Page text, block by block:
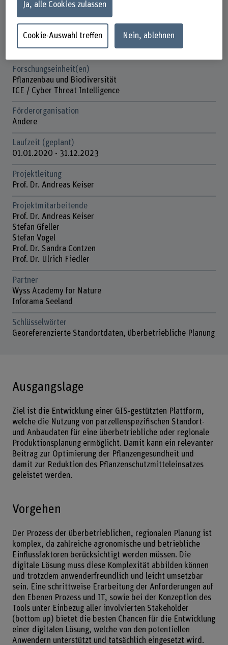
Technik und Informatik
Institut(e)
Agronomie
Institute for Cybersecurity & Engineering (ICE)
Forschungseinheit(en)
Pflanzenbau und Biodiversität
ICE / Cyber Threat Intelligence
Förderorganisation
Andere
Laufzeit (geplant)
01.01.2020 - 31.12.2023
Projektleitung
Prof. Dr. Andreas Keiser
Projektmitarbeitende
Prof. Dr. Andreas Keiser
Stefan Gfeller
Stefan Vogel
Prof. Dr. Sandra Contzen
Prof. Dr. Ulrich Fiedler
Partner
Wyss Academy for Nature
Inforama Seeland
Schlüsselwörter
Georeferenzierte Standortdaten, überbetriebliche Planung
Ausgangslage
Ziel ist die Entwicklung einer GIS-gestützten Plattform,
welche die Nutzung von parzellenspezifischen Standort-
und Anbaudaten für eine überbetriebliche oder regionale
Produktionsplanung ermöglicht. Damit kann ein relevanter
Beitrag zur Optimierung der Pflanzengesundheit und
damit zur Reduktion des Pflanzenschutzmitteleinsatzes
geleistet werden.
Vorgehen
Der Prozess der überbetrieblichen, regionalen Planung ist
komplex, da zahlreiche agronomische und betriebliche
Einflussfaktoren berücksichtigt werden müssen. Die
digitale Lösung muss diese Komplexität abbilden können
und trotzdem anwenderfreundlich und leicht umsetzbar
sein. Eine schrittweise Erarbeitung der Anforderungen auf
den Ebenen Prozess und IT, sowie bei der Konzeption des
Tools unter Einbezug aller involvierten Stakeholder
(bottom up) bietet die besten Chancen für die Entwicklung
einer digitalen Lösung, welche von den potentiellen
Anwendern unterstützt und tatsächlich eingesetzt wird.
Ja, alle Cookies zulassen
Cookie-Auswahl treffen Nein, ablehnen